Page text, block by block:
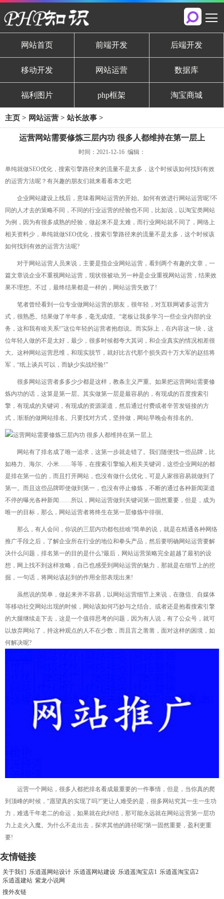
网站首页 前端开发 后端开发
移动开发 网站运营 数据库
福利图片 php框架 淘宝商城
主页 > 网站运营 > 站长故事 >
运营网站需要修炼三层内功 很多人都维持在第一层上
时间：2021-12-16 编辑：
单纯就做SEO优化，搜索引擎路径来的流量不是太多，这个时候该如何找到有效
的运营方法呢？有兴趣的朋友们就来看看本文吧
企业网站建设上线后，意味着网站运营的开始。如何有效进行网站运营呢?不
同的人才去的策略不同，不同的行业运营的经验也不同，比如说，以淘宝类网站
为例，因为有很多成熟的经验，做起来不是太难，而行业网站就不同了，网络上
相关资料少，单纯就做SEO优化，搜索引擎路径来的流量不是太多，这个时候该
如何找到有效的运营方法呢?
对于网站运营人员来说，主要是指企业网站运营，看到两个有趣的文章，一
篇文章说企业不重视网站运营，现状很被动;另一种是企业重视网站运营，结果效
果不理想。不过，最终结果都是一样的，网站运营失败了!
笔者曾经看到一位专业做网站运营的朋友，很年轻，对互联网诸多运营方
式，很熟悉。结果做了半年多，毫无成绩。“老板让我多学习一些企业内部的业
务，这和我有啥关系!”这位年轻的运营者抱怨说。而实际上，在内容这一块，这
位年轻人做的不是太好，最少，很多时候都夸大其词，和企业真实的情况相差很
大。这种网站运营思维，和现实脱节，就好比古代那个损失四十万大军的赵括将
军，“纸上谈兵可以，而缺少实战经验!”
很多网站运营者多多少少都是这样，教条主义严重。如果把运营网站需要修
炼内功的话，这算是第一层。其实做第一层是最容易的，有现成的百度搜索引
擎，有现成的关键词，有现成的资源渠道，然后通过付费或者辛苦发链接的方
式，渐渐的做网站排名。只要找对方式，坚持做，网站早晚会有排名的。
网站有了排名成了唯一追求，这第一步就走错了。我们随便找一些品牌，比
如格力、海尔、小米……等等，在搜索引擎输入相关关键词，这些企业网站的都
是排在第一位的，而且打开网站，也没有做什么优化，可是人家很容易就做到了
第一。而且这些品牌即使做到第一，也没有停止修炼，不断的通过各种新闻渠道
不停的曝光各种新闻……所以，网站运营做到关键词第一固然重要，但是，成为
唯一的目标，那么，网站运营者将终生在第一层修炼中徘徊。
那么，有人会问，你说的三层内功都包括啥?简单的说，就是在精通各种网络
推广手段之后，了解企业所在行业的地位和拳头产品，然后要明确网站运营要解
决什么问题，排名第一的目的是什么?最后，网站运营策略完全超越了最初的设
想，网上找不到这样攻略，自己也感受到网站运营的魅力，那就是在细节上的挖
掘，一句话，将网站该起到的作用全部表现出来!
虽然说的简单，做起来并不容易，以网站运营细节上来说，在微信、自媒体
等移动社交网站出现的时候，网站该如何巧妙与之结合。或者还是抱着搜索引擎
的大腿继续走下去，这是一个值得思考的问题，因为有人说，有了公众号，就可
以放弃网站了，持这种观点的人不在少数，而且言之凿凿，面对这样的困境，如
何解决呢?
运营一个网站，很多人都把排名看成最重要的一件事情，但是，当你真的爬
到顶峰的时候，“愿望真的实现了吗?”更让人难受的是，很多网站究其一生一生功
力，难逃千年老二的命运，如果就在此纠结，那可能永远就在网站运营第一层功
力上走火入魔。为什么不走出去，探求其他的路径呢?第一固然重要，盈利更重
要!
友情链接
关于我们 乐逍遥网站设计 乐逍遥网站建设 乐逍遥淘宝店1
乐逍遥淘宝店2
乐逍遥建站 紫龙小说网
搜外友链